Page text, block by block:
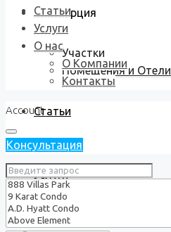
Коммерция
Участки
Помещения и Отели
Статьи
Услуги
Статьи
Услуги
О нас
О Компании
Контакты
Account
Консультация